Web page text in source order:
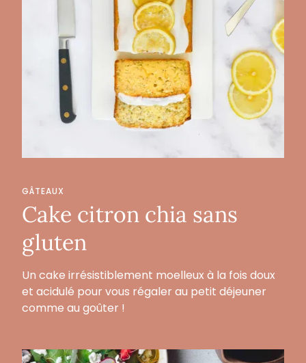
GÂTEAUX
Cake citron chia sans
gluten
Un cake irrésistiblement moelleux à la fois doux
et acidulé pour vous régaler au petit déjeuner
comme au goûter !